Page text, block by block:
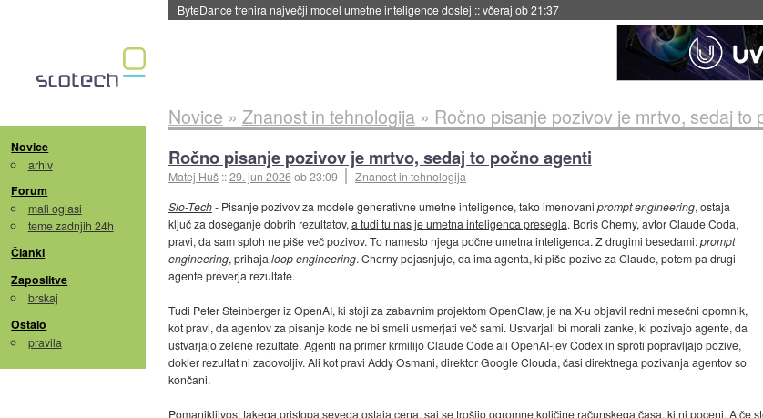
Spletne strani začele streči oglase za agente umetne inteligence::včeraj ob 21:23
Novice
arhiv
Forum
mali oglasi
teme zadnjih 24h
Članki
Zaposlitve
brskaj
Ostalo
pravila
Novice » Znanost in tehnologija» Ročno pisanje pozivov je mrtvo, sedaj to
Ročno pisanje pozivov je mrtvo, sedaj to počno agenti
Matej Huš ::29. jun 2026ob 23:09
Znanost in tehnologija
Slo-Tech- Pisanje pozivov za modele generativne umetne inteligence, tako imenovani prompt engineering, ostaja
ključ za doseganje dobrih rezultatov, a tudi tu nas je umetna inteligenca presegla. Boris Cherny, avtor Claude Coda,
pravi, da sam sploh ne piše več pozivov. To namesto njega počne umetna inteligenca. Z drugimi besedami:prompt
engineering, prihaja loop engineering. Cherny pojasnjuje, da ima agenta, ki piše pozive za Claude, potem pa drugi
agente preverja rezultate.
Tudi Peter Steinberger iz OpenAI, ki stoji za zabavnim projektom OpenClaw, je na X-u objavil redni mesečni opomnik,
kot pravi, da agentov za pisanje kode ne bi smeli usmerjati več sami. Ustvarjali bi morali zanke, ki pozivajo agente, da
ustvarjajo želene rezultate. Agenti na primer krmilijo Claude Code ali OpenAI-jev Codex in sproti popravljajo pozive,
dokler rezultat ni zadovoljiv. Ali kot pravi Addy Osmani, direktor Google Clouda, časi direktnega pozivanja agentov so
končani.
Pomanjkljivost takega pristopa seveda ostaja cena, saj se trošijo ogromne količine računskega časa, ki ni poceni. A če